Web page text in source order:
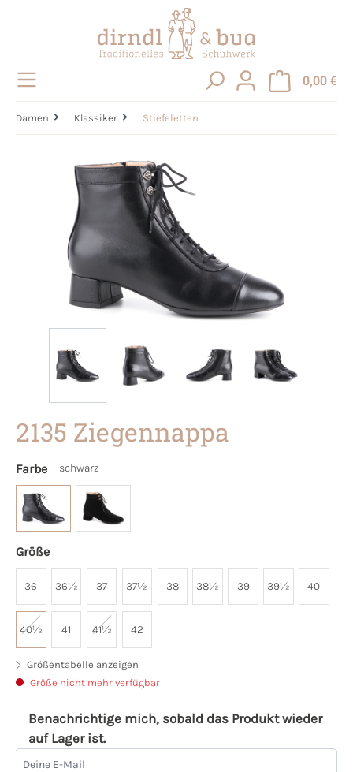
0,00 €
Damen Klassiker Stiefeletten
Bildergalerie überspringen
2135 Ziegennappa
Farbe schwarz
Größe
36 36½ 37 37½ 38 38½ 39 39½ 40
40½ 41 41½ 42
Größentabelle anzeigen
Größe nicht mehr verfügbar
Benachrichtige mich, sobald das Produkt wieder
auf Lager ist.
Deine E-Mail